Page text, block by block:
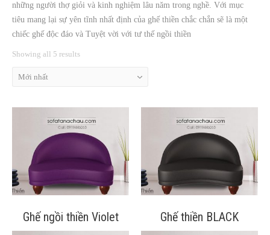
Dịch vụ
những người thợ giỏi và kinh nghiệm lâu năm trong nghề. Với mục
tiêu mang lại sự yên tĩnh nhất định của ghế thiền chắc chắn sẽ là một
chiếc ghế độc đáo và Tuyệt vời với tư thế ngồi thiền
Showing all 5 results
Mới nhất
Ghế ngồi thiền Violet Ghế thiền BLACK